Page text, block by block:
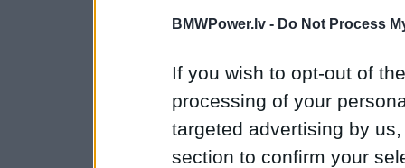
BMWPower.lv - Do Not Process
If you wish to opt-out of
processing of your
targeted advertising by
section to confirm your